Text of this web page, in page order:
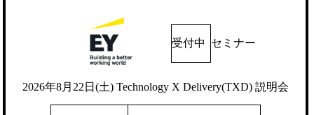
受付中 セミナー
2026年8月22日(土) Technology X Delivery(TXD) 説明会